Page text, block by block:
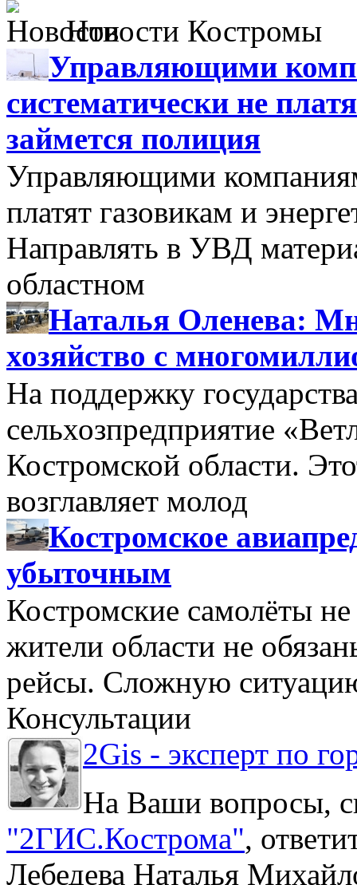
Новости Костромы
Управляющими
систематически не
займется полиция
Управляющими
платят газовикам и
Направлять в УВД
областном
Наталья Оленева:
хозяйство с
На поддержку
сельхозпредприятие
Костромской области.
возглавляет молод
Костромское
убыточным
Костромские самолёты
жители области не
рейсы. Сложную
Консультации
2Gis - эксперт по
На Ваши вопросы,
"2ГИС.Кострома",
Лебедева Наталья